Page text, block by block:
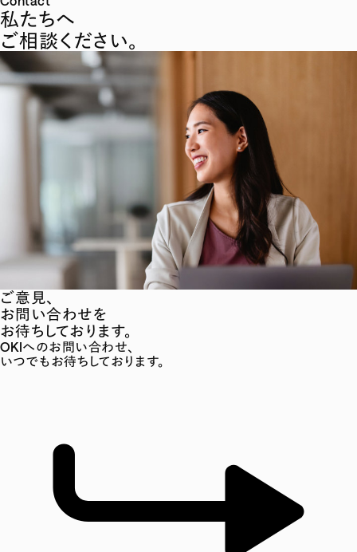
私たちへ
ご相談ください。
ご意見、
お問い合わせを
お待ちしております。
OKIへのお問い合わせ、
いつでもお待ちしております。